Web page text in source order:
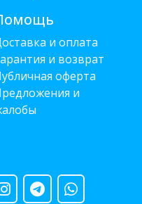
и оплата
и возврат
оферта
и